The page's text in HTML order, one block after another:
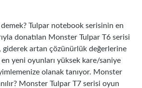
Tulpar notebook serisinin en
donatılan Monster Tulpar T6 serisi
giderek artan çözünürlük değerlerine
yeni oyunları yüksek kare/saniye
olanak tanıyor. Monster
Monster Tulpar T7 serisi oyun